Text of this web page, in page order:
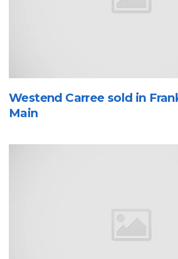
Westend Carree sold in
Main